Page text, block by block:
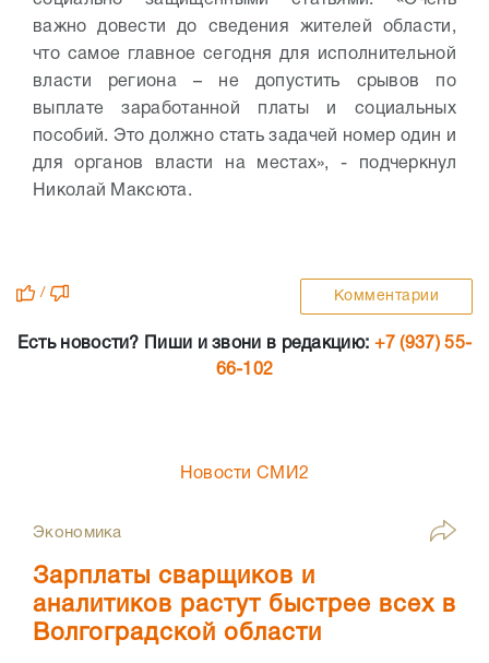
важно довести до сведения жителей области,
что самое главное сегодня для исполнительной
власти региона – не допустить срывов по
выплате заработанной платы и социальных
пособий. Это должно стать задачей номер один и
для органов власти на местах», - подчеркнул
Николай Максюта.
/ Комментарии
Есть новости? Пиши и звони в редакцию: +7 (937) 55-
66-102
Новости СМИ2
Экономика
Зарплаты сварщиков и
аналитиков растут быстрее всех в
Волгоградской области